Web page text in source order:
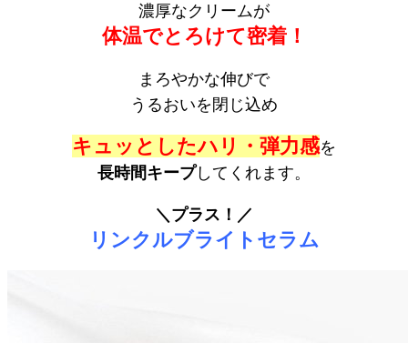
濃厚なクリームが
体温でとろけて密着！
まろやかな伸びで
うるおいを閉じ込め
キュッとしたハリ・弾力感を
長時間キープしてくれます。
＼プラス！／
リンクルブライトセラム